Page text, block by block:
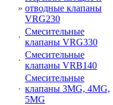
» отводные клапаны
VRG230
·
Смесительные
клапаны VRG330
·
Смесительные
клапаны VRВ140
·
Смесительные
клапаны 3MG, 4MG,
5MG